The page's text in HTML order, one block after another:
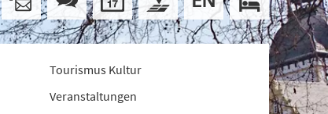
Tourismus Kultur
Veranstaltungen